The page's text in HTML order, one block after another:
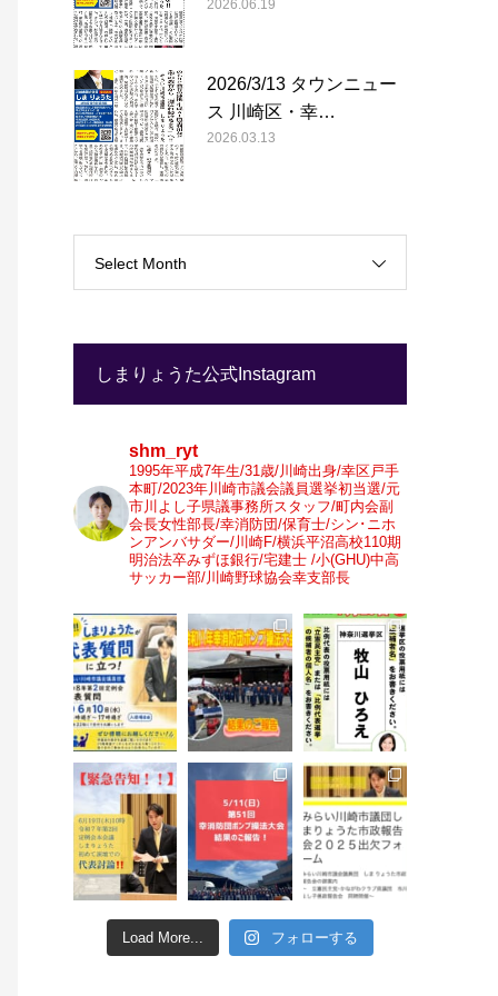
2026.06.19
2026/3/13 タウンニュー
ス 川崎区・幸…
2026.03.13
Select Month
しまりょうた公式Instagram
shm_ryt
1995年平成7年生/31歳/川崎出身/幸区戸手
本町/2023年川崎市議会議員選挙初当選/元
市川よし子県議事務所スタッフ/町内会副
会長女性部長/幸消防団/保育士/シン･ニホ
ンアンバサダー/川崎F/横浜平沼高校110期
明治法卒みずほ銀行/宅建士 /小(GHU)中高
サッカー部/川崎野球協会幸支部長
Load More... フォローする